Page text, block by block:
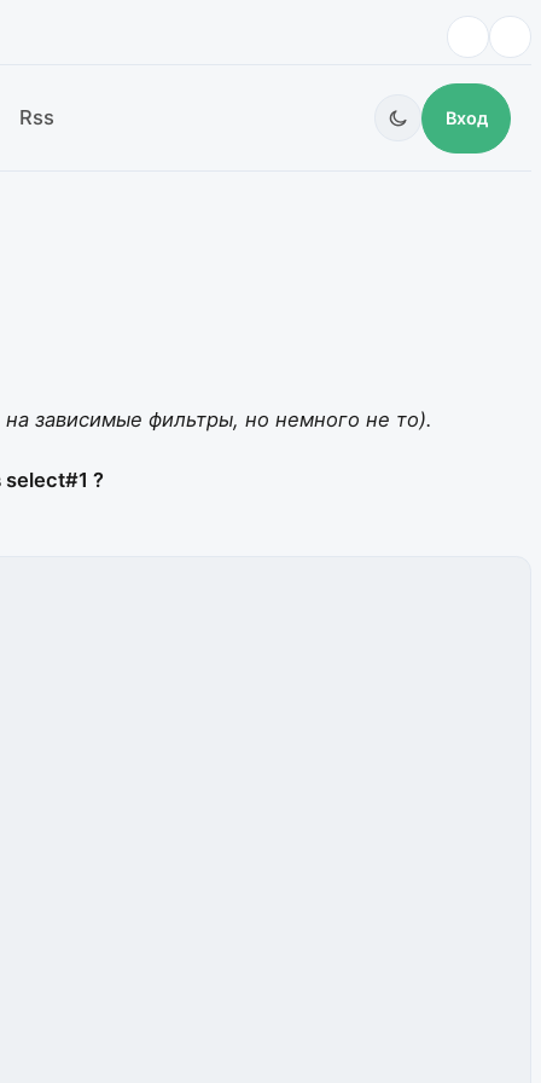
Rss Вход
зависимые фильтры, но немного не то).
?